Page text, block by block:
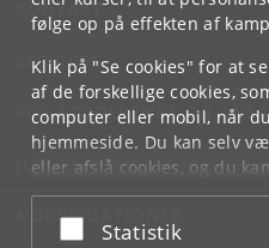
følge op på effekten af
Klik på "Se cookies" for at
af de forskellige cookies,
computer eller mobil, når
hjemmeside. Du kan selv
eller afslå cookies, og du
underCookie- og
bunden af hver side.
Acceptér eller afslå
Statistik
KONTAKT
SERVICES
FOR STUDERENDE OG
JOB OG KARRIERE
NØDSITUATIONER